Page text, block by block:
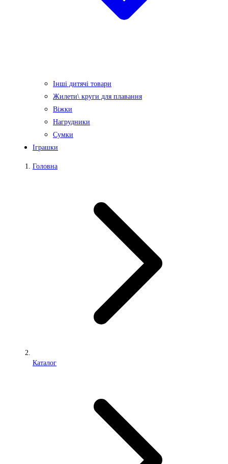
Інші дитячі товари
Жилети\ круги для плавання
Віжки
Нагрудники
Сумки
Іграшки
Головна
Каталог